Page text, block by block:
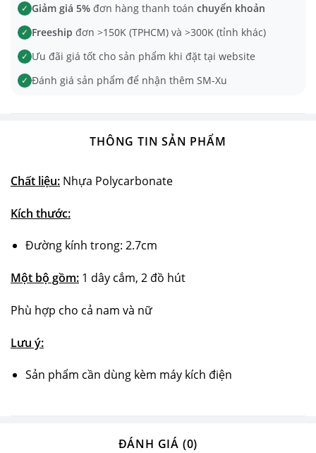
✓ Giảm giá 5% đơn hàng thanh toán chuyển khoản
✓ Freeship đơn >150K (TPHCM) và >300K (tỉnh khác)
✓ Ưu đãi giá tốt cho sản phẩm khi đặt tại website
✓ Đánh giá sản phẩm để nhận thêm SM-Xu
THÔNG TIN SẢN PHẨM
Chất liệu: Nhựa Polycarbonate
Kích thước:
Đường kính trong: 2.7cm
Một bộ gồm: 1 dây cắm, 2 đồ hút
Phù hợp cho cả nam và nữ
Lưu ý:
Sản phẩm cần dùng kèm máy kích điện
ĐÁNH GIÁ (0)